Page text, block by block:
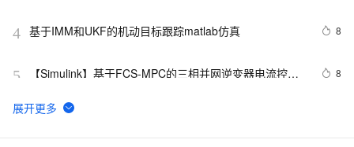
4 基于IMM和UKF的机动目标跟踪matlab仿真 8
5
【Simulink】基于FCS-MPC的三相并网逆变器电流控制
8
6
运筹优化学习10：分支定界算法求解整数规划问题及其